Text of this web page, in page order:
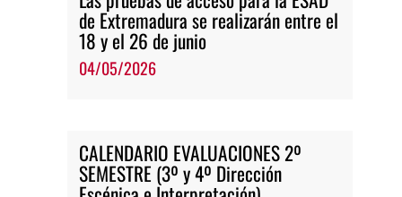
de Extremadura se realizarán entre el
18 y el 26 de junio
04/05/2026
CALENDARIO EVALUACIONES 2º
SEMESTRE (3º y 4º Dirección